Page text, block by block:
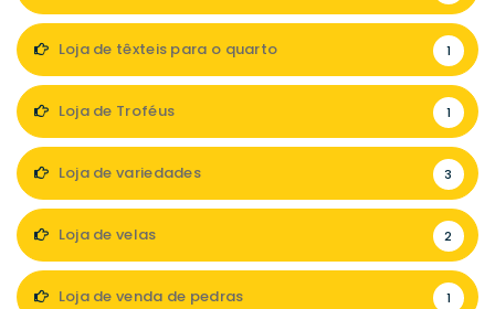
Loja de têxteis para o quarto 1
Loja de Troféus 1
Loja de variedades 3
Loja de velas 2
Loja de venda de pedras 1